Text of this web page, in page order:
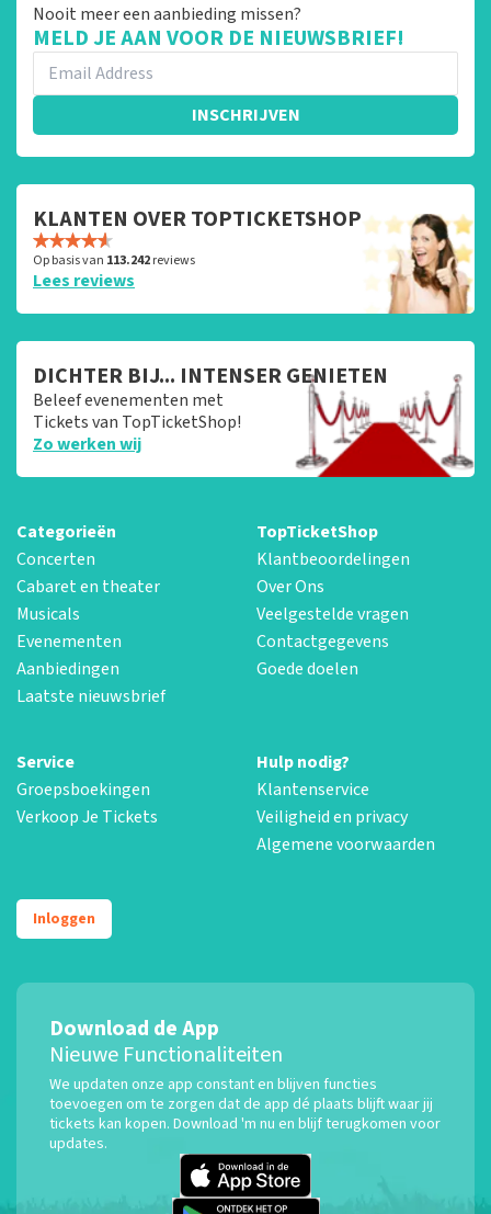
Nooit meer een aanbieding missen?
MELD JE AAN VOOR DE NIEUWSBRIEF!
INSCHRIJVEN
KLANTEN OVER TOPTICKETSHOP
Op basis van 113.242reviews
Lees reviews
DICHTER BIJ... INTENSER GENIETEN
Beleef evenementen met
Tickets van TopTicketShop!
Zo werken wij
Categorieën
Concerten
Cabaret en theater
Musicals
Evenementen
Aanbiedingen
Laatste nieuwsbrief
TopTicketShop
Klantbeoordelingen
Over Ons
Veelgestelde vragen
Contactgegevens
Goede doelen
Service
Groepsboekingen
Verkoop Je Tickets
Hulp nodig?
Klantenservice
Veiligheid en privacy
Algemene voorwaarden
Inloggen
Download de App
Nieuwe Functionaliteiten
We updaten onze app constant en blijven functies
toevoegen om te zorgen dat de app dé plaats blijft waar jij
tickets kan kopen. Download 'm nu en blijf terugkomen voor
updates.